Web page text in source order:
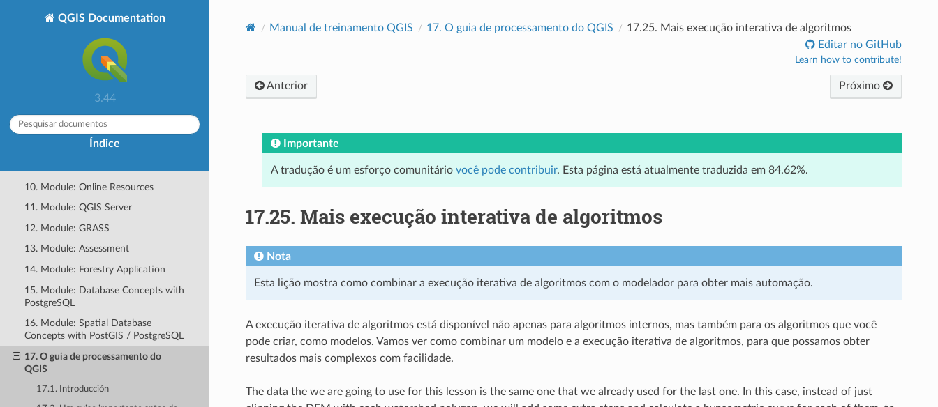
QGIS Documentation
3.44
Índice
Mapa Básico
3. Module: Classifying Vector Data
4. Module: Laying out the Maps
5. Module: Creating Vector Data
6. Module: Vector Analysis
7. Module: Rasters
8. Module: Completing the Analysis
10. Module: Online Resources
11. Module: QGIS Server
12. Module: GRASS
13. Module: Assessment
14. Module: Forestry Application
15. Module: Database Concepts with
PostgreSQL
16. Module: Spatial Database
Concepts with PostGIS / PostgreSQL
17. O guia de processamento do
QGIS
17.1. Introducción
Manual de treinamento QGIS 17. O guia de processamento do QGIS 17.25. Mais execução interativa de algoritmos
Editar no GitHub
Learn how to contribute!
Anterior Próximo
Importante
A tradução é um esforço comunitário você pode contribuir. Esta página está atualmente traduzida em 84.62%.
17.25. Mais execução interativa de algoritmos
Nota
Esta lição mostra como combinar a execução iterativa de algoritmos com o modelador para obter mais automação.
A execução iterativa de algoritmos está disponível não apenas para algoritmos internos, mas também para os algoritmos que você
pode criar, como modelos. Vamos ver como combinar um modelo e a execução iterativa de algoritmos, para que possamos obter
resultados mais complexos com facilidade.
The data the we are going to use for this lesson is the same one that we already used for the last one. In this case, instead of just